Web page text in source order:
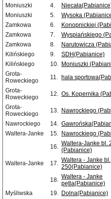
Moniuszki
4.
Moniuszki
5.
Wysoka
Zamkowa
6. Konopnickiej
Zamkowa
7. Wyspiańskiego
Zamkowa
8. Narutowicza
Kilińskiego
9. SDH(Pabianice)
Kilińskiego
10. Moniuszki
Grota-
Roweckiego
11. hala
Grota-
Roweckiego
12. Os. Kopernika
Grota-
Roweckiego
13. Nawrockiego
Nawrockiego
14.
Waltera-Janke
15. Nawrockiego
16. Waltera-Janke bl.
(Pabianice)
Waltera-Janke
17. Waltera - Janke bl.
250(Pabianice)
18. Waltera - Janke
pętla(Pabianice)
Myśliwska
19. Dolna(Pabianice)